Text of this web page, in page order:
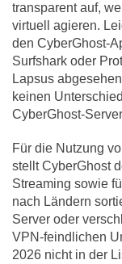
transparent auf,
virtuell agieren.
den CyberGhost-
Surfshark oder
Lapsus
keinen
CyberGhost-
Für die Nutzung
stellt CyberGhost
Streaming sowie
nach Ländern
Server oder
VPN-feindlichen
2026 nicht in der